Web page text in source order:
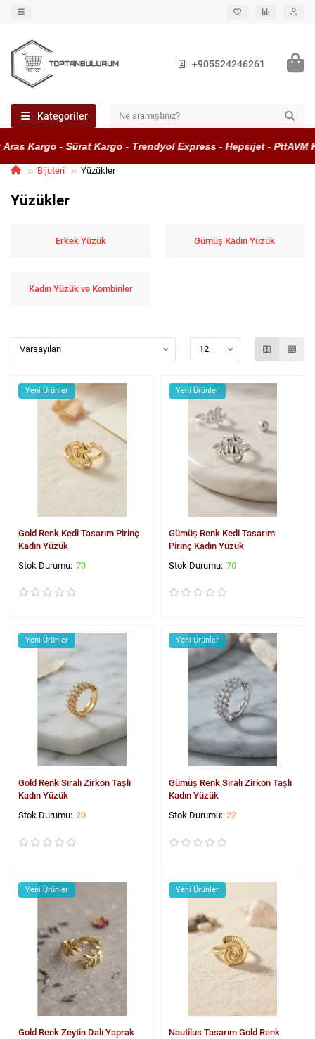
+905524246261
Kategoriler
Kargo - Sürat Kargo - Trendyol Express - Hepsijet - PttAVM
Bijuteri Yüzükler
Yüzükler
Erkek Yüzük Gümüş Kadın Yüzük
Kadın Yüzük ve Kombinler
Yeni Ürünler
Gold Renk Kedi Tasarım Pirinç
Kadın Yüzük
70
Yeni Ürünler
Gümüş Renk Kedi Tasarım
Pirinç Kadın Yüzük
70
Yeni Ürünler
Gold Renk Sıralı Zirkon Taşlı
Kadın Yüzük
20
Yeni Ürünler
Gümüş Renk Sıralı Zirkon Taşlı
Kadın Yüzük
22
Yeni Ürünler
Gold Renk Zeytin Dalı Yaprak
Yeni Ürünler
Nautilus Tasarım Gold Renk